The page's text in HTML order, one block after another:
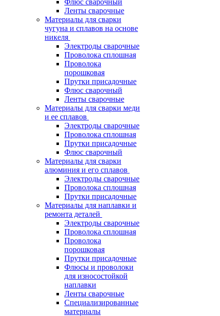
Флюс сварочный
Ленты сварочные
Материалы для сварки
чугуна и сплавов на основе
никеля
Электроды сварочные
Проволока сплошная
Проволока
порошковая
Прутки присадочные
Флюс сварочный
Ленты сварочные
Материалы для сварки меди
и ее сплавов
Электроды сварочные
Проволока сплошная
Прутки присадочные
Флюс сварочный
Материалы для сварки
алюминия и его сплавов
Электроды сварочные
Проволока сплошная
Прутки присадочные
Материалы для наплавки и
ремонта деталей
Электроды сварочные
Проволока сплошная
Проволока
порошковая
Прутки присадочные
Флюсы и проволоки
для износостойкой
наплавки
Ленты сварочные
Специализированные
материалы